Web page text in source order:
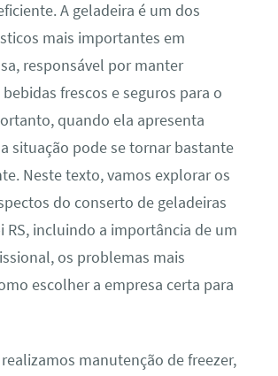
A geladeira é um dos
mais importantes em
responsável por manter
frescos e seguros para o
quando ela apresenta
situação pode se tornar bastante
Neste texto, vamos explorar os
do conserto de geladeiras
RS, incluindo a importância de um
os problemas mais
escolher a empresa certa para
manutenção de freezer,